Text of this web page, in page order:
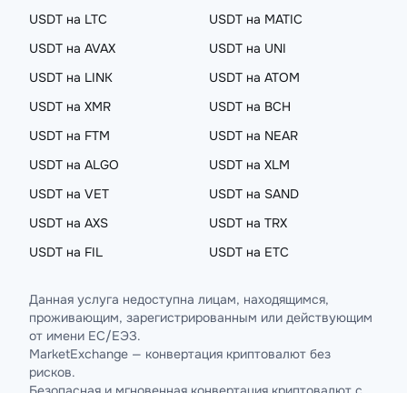
USDT на LTC
USDT на MATIC
USDT на AVAX
USDT на UNI
USDT на LINK
USDT на ATOM
USDT на XMR
USDT на BCH
USDT на FTM
USDT на NEAR
USDT на ALGO
USDT на XLM
USDT на VET
USDT на SAND
USDT на AXS
USDT на TRX
USDT на FIL
USDT на ETC
Данная услуга недоступна лицам, находящимся,
проживающим, зарегистрированным или действующим
от имени ЕС/ЕЭЗ.
MarketExchange — конвертация криптовалют без
рисков.